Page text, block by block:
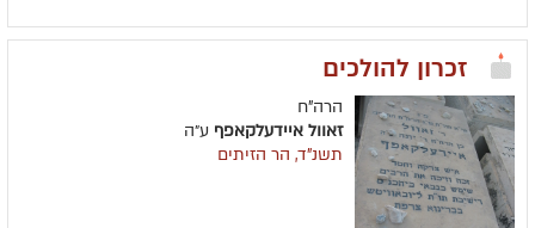
זכרון להולכים
הרה"ח
זאוול איידעלקאפף ע״ה
תשנ"ד, הר הזיתים